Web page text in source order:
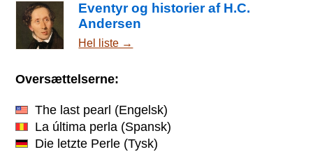
Eventyr og historier af H.C.
Andersen
Hel liste →
Oversættelserne:
The last pearl (Engelsk)
La última perla (Spansk)
Die letzte Perle (Tysk)